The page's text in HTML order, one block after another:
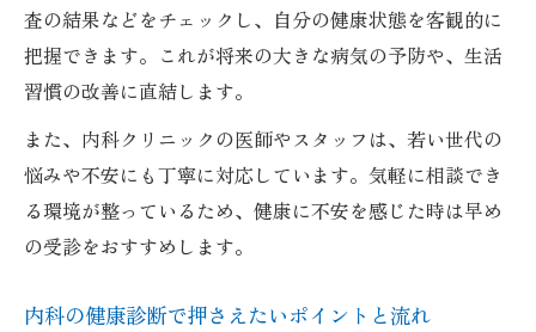
査の結果などをチェックし、自分の健康状態を客観的に
把握できます。これが将来の大きな病気の予防や、生活
習慣の改善に直結します。
また、内科クリニックの医師やスタッフは、若い世代の
悩みや不安にも丁寧に対応しています。気軽に相談でき
る環境が整っているため、健康に不安を感じた時は早め
の受診をおすすめします。
内科の健康診断で押さえたいポイントと流れ